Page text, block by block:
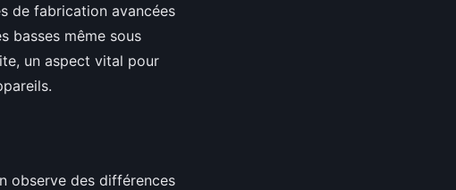
de fabrication avancées
basses même sous
un aspect vital pour
observe des différences